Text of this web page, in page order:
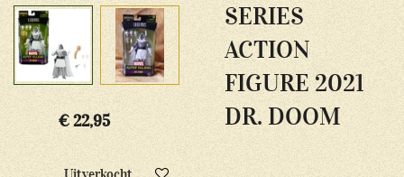
SERIES
ACTION
FIGURE 2021
DR. DOOM
€ 22,95